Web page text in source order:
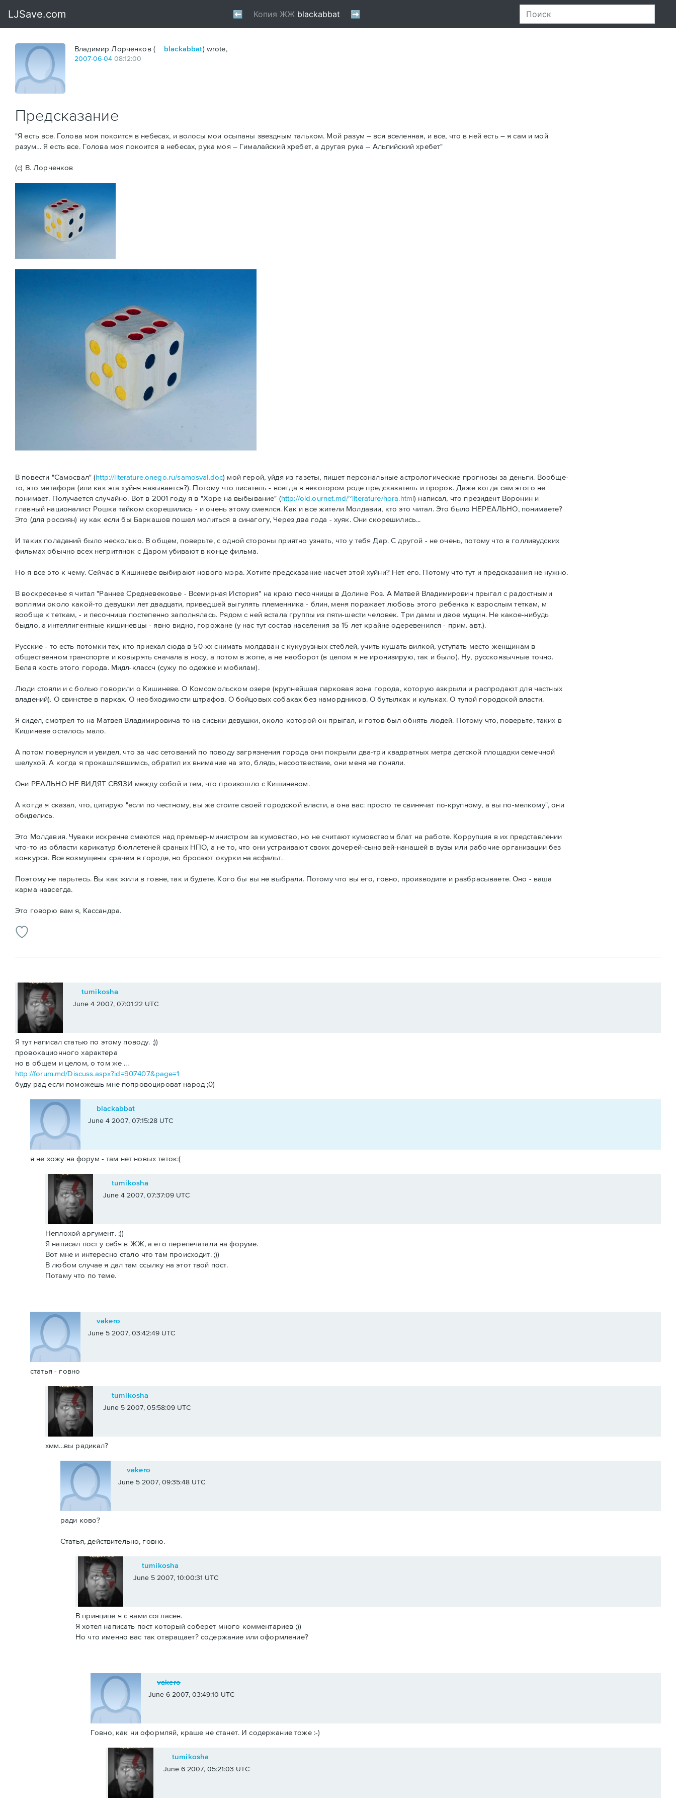
Владимир Лорченков ( blackabbat) wrote,
2007-06-04 08:12:00
Предсказание
"Я есть все. Голова моя покоится в небесах, и волосы мои осыпаны звездным тальком. Мой разум – вся вселенная, и все, что в ней есть – я сам и мой
разум… Я есть все. Голова моя покоится в небесах, рука моя – Гималайский хребет, а другая рука – Альпийский хребет"
(с) В. Лорченков
В повести "Самосвал" (http://literature.onego.ru/samosval.doc) мой герой, уйдя из газеты, пишет персональные астрологические прогнозы за деньги. Вообще-
то, это метафора (или как эта хуйня называется?). Потому что писатель - всегда в некотором роде предсказатель и пророк. Даже когда сам этого не
понимает. Получается случайно. Вот в 2001 году я в "Хоре на выбывание" (http://old.ournet.md/~literature/hora.html) написал, что президент Воронин и
главный националист Рошка тайком скорешились - и очень этому смеялся. Как и все жители Молдавии, кто это читал. Это было НЕРЕАЛЬНО, понимаете?
Это (для россиян) ну как если бы Баркашов пошел молиться в синагогу, Через два года - хуяк. Они скорешились...
И таких поладаний было несколько. В общем, поверьте, с одной стороны приятно узнать, что у тебя Дар. С другой - не очень, потому что в голливудских
фильмах обычно всех негритянок с Даром убивают в конце фильма.
Но я все это к чему. Сейчас в Кишиневе выбирают нового мэра. Хотите предсказание насчет этой хуйни? Нет его. Потому что тут и предсказания не нужно.
В воскресенье я читал "Раннее Средневековье - Всемирная История" на краю песочницы в Долине Роз. А Матвей Владимирович прыгал с радостными
воплями около какой-то девушки лет двадцати, приведшей выгулять племенника - блин, меня поражает любовь этого ребенка к взрослым теткам, м
вообще к теткам, - и песочница постепенно заполнялась. Рядом с ней встала группы из пяти-шести человек. Три дамы и двое мущин. Не какое-нибудь
быдло, а интеллигентные кишиневцы - явно видно, горожане (у нас тут состав населения за 15 лет крайне одеревенился - прим. авт.).
Русские - то есть потомки тех, кто приехал сюда в 50-хх снимать молдаван с кукурузных стеблей, учить кушать вилкой, уступать место женщинам в
общественном транспорте и ковырять сначала в носу, а потом в жопе, а не наоборот (в целом я не иронизирую, так и было). Ну, русскоязычные точно.
Белая кость этого города. Мидл-классч (сужу по одежке и мобилам).
Люди стояли и с болью говорили о Кишиневе. О Комсомольском озере (крупнейшая парковая зона города, которую азкрыли и распродают для частных
владений). О свинстве в парках. О необходимости штрафов. О бойцовых собаках без намордников. О бутылках и кульках. О тупой городской власти.
Я сидел, смотрел то на Матвея Владимировича то на сиськи девушки, около которой он прыгал, и готов был обнять людей. Потому что, поверьте, таких в
Кишиневе осталось мало.
А потом повернулся и увидел, что за час сетований по поводу загрязнения города они покрыли два-три квадратных метра детской площадки семечной
шелухой. А когда я прокашлявшимсь, обратил их внимание на это, блядь, несоотвествие, они меня не поняли.
Они РЕАЛЬНО НЕ ВИДЯТ СВЯЗИ между собой и тем, что произошло с Кишиневом.
А когда я сказал, что, цитирую "если по честному, вы же стоите своей городской власти, а она вас: просто те свинячат по-крупному, а вы по-мелкому", они
обиделись.
Это Молдавия. Чуваки искренне смеются над премьер-министром за кумовство, но не считают кумовством блат на работе. Коррупция в их представлении
что-то из области карикатур бюллетеней сраных НПО, а не то, что они устраивают своих дочерей-сыновей-нанашей в вузы или рабочие организации без
конкурса. Все возмущены срачем в городе, но бросают окурки на асфальт.
Поэтому не парьтесь. Вы как жили в говне, так и будете. Кого бы вы не выбрали. Потому что вы его, говно, производите и разбрасываете. Оно - ваша
карма навсегда.
Это говорю вам я, Кассандра.
tumikosha
June 4 2007, 07:01:22 UTC
Я тут написал статью по этому поводу. ;))
провокационного характера
но в общем и целом, о том же ...
http://forum.md/Discuss.aspx?id=907407&page=1
буду рад если поможешь мне попровоцироват народ ;0)
blackabbat
June 4 2007, 07:15:28 UTC
я не хожу на форум - там нет новых теток:(
tumikosha
June 4 2007, 07:37:09 UTC
Неплохой аргумент. ;))
Я написал пост у себя в ЖЖ, а его перепечатали на форуме.
Вот мне и интересно стало что там происходит. ;))
В любом случае я дал там ссылку на этот твой пост.
Потаму что по теме.
vakero
June 5 2007, 03:42:49 UTC
статья - говно
tumikosha
June 5 2007, 05:58:09 UTC
хмм...вы радикал?
vakero
June 5 2007, 09:35:48 UTC
ради ково?
Статья, действительно, говно.
tumikosha
June 5 2007, 10:00:31 UTC
В принципе я с вами согласен.
Я хотел написать пост который соберет много комментариев ;))
Но что именно вас так отвращает? содержание или оформление?
vakero
June 6 2007, 03:49:10 UTC
Говно, как ни оформляй, краше не станет. И содержание тоже :-)
tumikosha
June 6 2007, 05:21:03 UTC